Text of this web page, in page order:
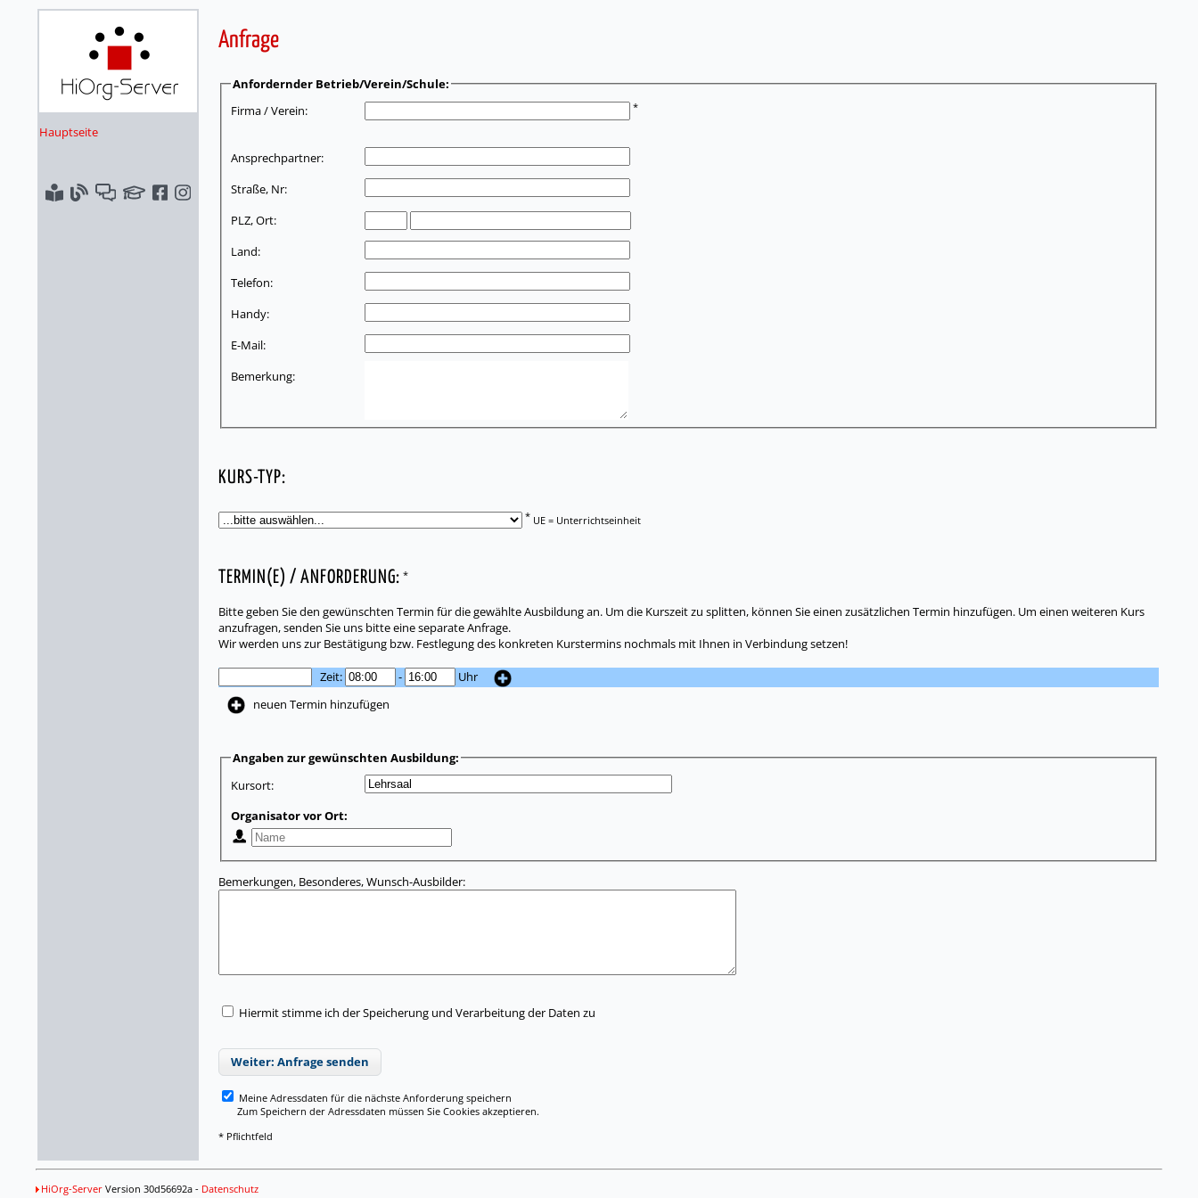
Hauptseite
Anfrage
Anfordernder Betrieb/Verein/Schule:
Firma / Verein:
*
Ansprechpartner:
Straße, Nr:
PLZ, Ort:
Land:
Telefon:
Handy:
E-Mail:
Bemerkung:
KURS-TYP:
* UE = Unterrichtseinheit
TERMIN(E) / ANFORDERUNG: *
Bitte geben Sie den gewünschten Termin für die gewählte Ausbildung an. Um die Kurszeit zu splitten, können Sie einen zusätzlichen Termin hinzufügen. Um einen weiteren Kurs
anzufragen, senden Sie uns bitte eine separate Anfrage.
Wir werden uns zur Bestätigung bzw. Festlegung des konkreten Kurstermins nochmals mit Ihnen in Verbindung setzen!
Zeit: -
Uhr
neuen Termin hinzufügen
Angaben zur gewünschten Ausbildung:
Kursort:
Organisator vor Ort:
Bemerkungen, Besonderes, Wunsch-Ausbilder:
Hiermit stimme ich der Speicherung und Verarbeitung der Daten zu
Weiter: Anfrage senden
Meine Adressdaten für die nächste Anforderung speichern
Zum Speichern der Adressdaten müssen Sie Cookies akzeptieren.
* Pflichtfeld
HiOrg-Server Version 30d56692a - Datenschutz